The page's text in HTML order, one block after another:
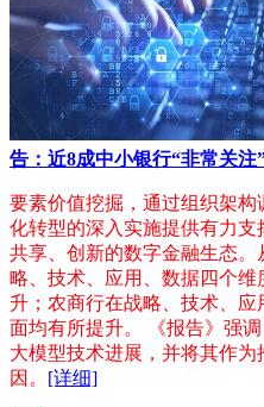
告：近8成中小银行“非常关注
要素价值挖掘，通过组织架
化转型的深入实施提供有力支
共享、创新的数字金融生态
略、技术、应用、数据四个维
升；农商行在战略、技术、
面均有所提升。 《报告》强
大模型技术进展，并将其作
因。 [详细]